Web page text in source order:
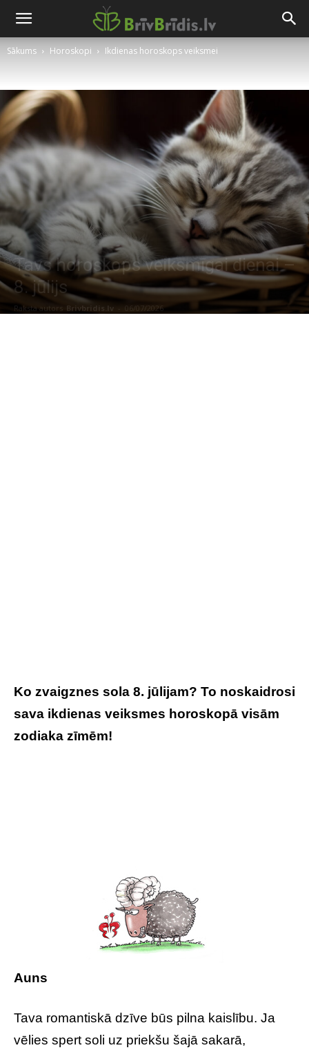
Sākums Horoskopi Ikdienas horoskops veiksmei
Tavs horoskops veiksmīgai dienai –
8. jūlijs
Raksta autors Brivbridis.lv - 06/07/2026
Ko zvaigznes sola 8. jūlijam? To noskaidrosi
sava ikdienas veiksmes horoskopā visām
zodiaka zīmēm!
Auns
Tava romantiskā dzīve būs pilna kaislību. Ja
vēlies spert soli uz priekšu šajā sakarā,